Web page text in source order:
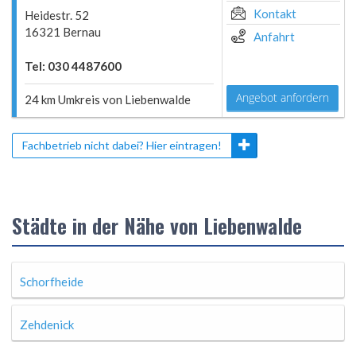
Heidestr. 52
16321 Bernau
Tel: 030 4487600
24 km Umkreis von Liebenwalde
Kontakt
Anfahrt
Angebot anfordern
Fachbetrieb nicht dabei? Hier eintragen!
Städte in der Nähe von Liebenwalde
Schorfheide
Zehdenick